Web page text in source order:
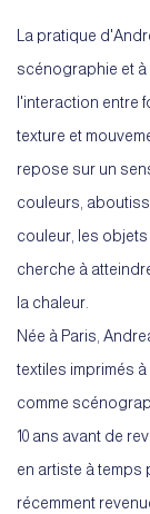
La pratique
scénographie et à
l'interaction entre
texture et
repose sur un
couleurs,
couleur, les
cherche à
la chaleur.
Née à Paris,
textiles imprimés
comme
10 ans avant de
en artiste à temps
récemment